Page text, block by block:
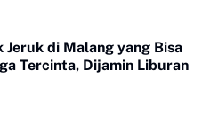
Jeruk di Malang yang Bisa
Tercinta, Dijamin Liburan